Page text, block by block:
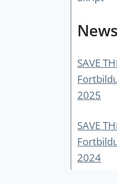
News
SAVE
2025
SAVE
2024